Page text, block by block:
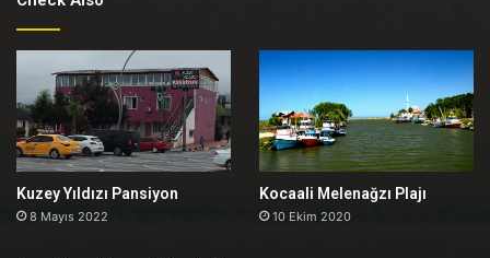
Kuzey Yıldızı Pansiyon
8 Mayıs 2022
Kocaali Melenağzı Plajı
10 Ekim 2020